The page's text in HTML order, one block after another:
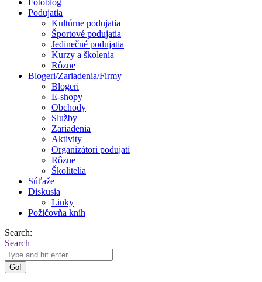
Fotoblog
Podujatia
Kultúrne podujatia
Športové podujatia
Jedinečné podujatia
Kurzy a školenia
Rôzne
Blogeri/Zariadenia/Firmy
Blogeri
E-shopy
Obchody
Služby
Zariadenia
Aktivity
Organizátori podujatí
Rôzne
Školitelia
Súťaže
Diskusia
Linky
Požičovňa kníh
Search:
Search